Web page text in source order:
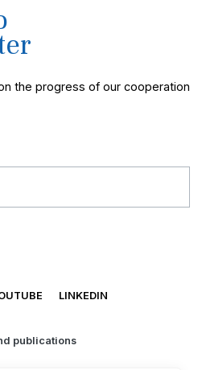
the progress of our cooperation
LINKEDIN
publications